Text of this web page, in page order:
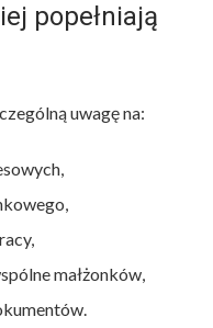
popełniają
uwagę na:
małżonków,